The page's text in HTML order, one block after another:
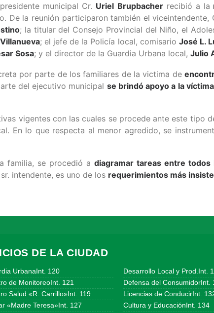
municipal Cr. Uriel Brupbacherrecibió a la
De la reunión participaron también el viceintendente,
; la titular del Consejo Provincial del Niño, el
; el jefe de la Policía local, comisario José L.
Sosa; y el director de la Guardia Urbana local, Julio
por parte de los familiares de la victima de
del ejecutivo municipal se brindó apoyo a la
vigentes con las cuales se procede ante este tipo
En lo que respecta al menor agredido, se
familia, se procedió a diagramar tareas entre
intendente, es uno de los requerimientos más
DE LA CIUDAD
UrbanaInt. 120
de MonitoreoInt. 121
Salud «R. Carrillo»Int. 119
«Madre Teresa»Int. 127
Desarrollo Local y Prod.Int.
Defensa del ConsumidorInt.
Licencias de ConducirInt.
Cultura y EducaciónInt. 134